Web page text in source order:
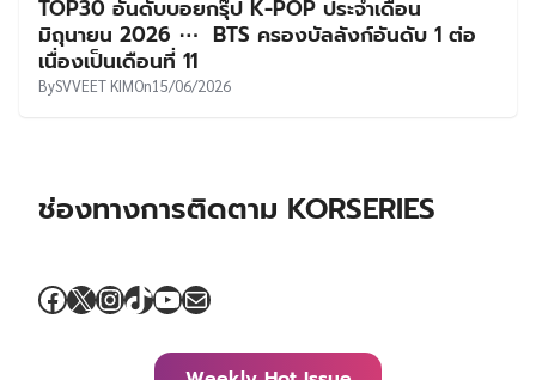
TOP30 อันดับบอยกรุ๊ป K-POP ประจำเดือน
มิถุนายน 2026 ⋯ BTS ครองบัลลังก์อันดับ 1 ต่อ
เนื่องเป็นเดือนที่ 11
BySVVEET KIMOn15/06/2026
ช่องทางการติดตาม KORSERIES
Facebook
X Instagram
TikTok
YouTube
Mail